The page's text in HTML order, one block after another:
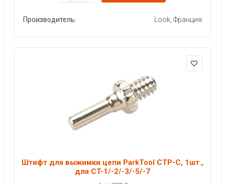
Производитель: Look, Франция
Штифт для выжимки цепи ParkTool CTP-C, 1шт.,
для CT-1/-2/-3/-5/-7